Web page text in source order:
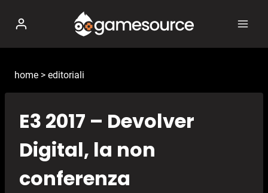
contenuto
home > editoriali
E3 2017 – Devolver
Digital, la non
conferenza